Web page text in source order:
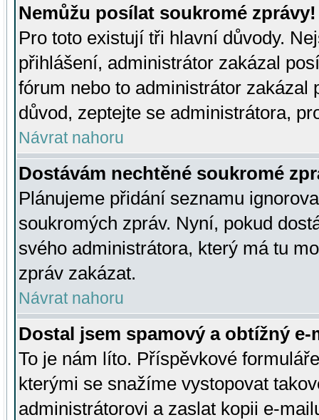
Nemůžu posílat soukromé zprávy!
Pro toto existují tři hlavní důvody.
přihlášení, administrátor zakázal
fórum nebo to administrátor zakázal
důvod, zeptejte se administrátora,
Návrat nahoru
Dostávám nechtěné soukromé
Plánujeme přidání seznamu
soukromých zpráv. Nyní, pokud
svého administrátora, který má tu
zpráv zakázat.
Návrat nahoru
Dostal jsem spamový a obtížný
To je nám líto. Příspěvkové
kterými se snažíme vystopovat
administrátorovi a zaslat kopii e-